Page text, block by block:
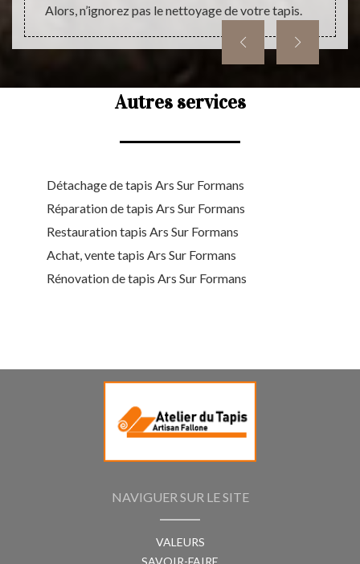
Alors, n’ignorez pas le nettoyage de votre tapis.
Autres services
Détachage de tapis Ars Sur Formans
Réparation de tapis Ars Sur Formans
Restauration tapis Ars Sur Formans
Achat, vente tapis Ars Sur Formans
Rénovation de tapis Ars Sur Formans
NAVIGUER SUR LE SITE
VALEURS
SAVOIR-FAIRE